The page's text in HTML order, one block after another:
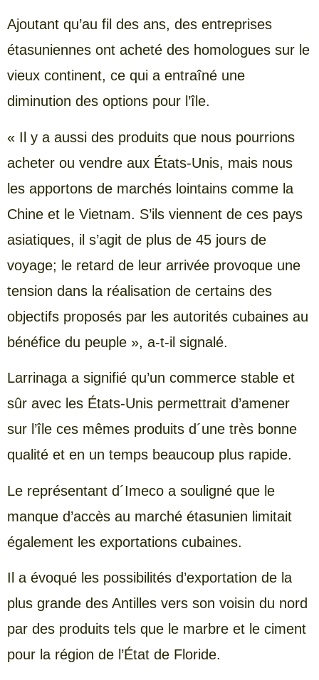
Ajoutant qu’au fil des ans, des entreprises
étasuniennes ont acheté des homologues sur le
vieux continent, ce qui a entraîné une
diminution des options pour l’île.
« Il y a aussi des produits que nous pourrions
acheter ou vendre aux États-Unis, mais nous
les apportons de marchés lointains comme la
Chine et le Vietnam. S’ils viennent de ces pays
asiatiques, il s’agit de plus de 45 jours de
voyage; le retard de leur arrivée provoque une
tension dans la réalisation de certains des
objectifs proposés par les autorités cubaines au
bénéfice du peuple », a-t-il signalé.
Larrinaga a signifié qu’un commerce stable et
sûr avec les États-Unis permettrait d’amener
sur l’île ces mêmes produits d´une très bonne
qualité et en un temps beaucoup plus rapide.
Le représentant d´Imeco a souligné que le
manque d’accès au marché étasunien limitait
également les exportations cubaines.
Il a évoqué les possibilités d’exportation de la
plus grande des Antilles vers son voisin du nord
par des produits tels que le marbre et le ciment
pour la région de l’État de Floride.